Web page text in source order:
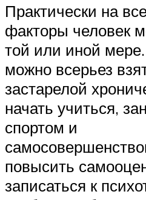
Практически на
факторы человек
той или иной
можно всерьез
застарелой
начать учиться,
спортом и
повысить
записаться к